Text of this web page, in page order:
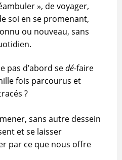
», de voyager,
soi en se promenant,
ou nouveau, sans
pas d’abord sedé-faire
fois parcourus et
?
sans autre dessein
et se laisser
par ce que nous offre